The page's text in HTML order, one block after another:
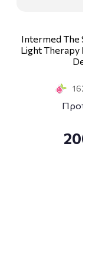
Intermed The
Light Therapy
162